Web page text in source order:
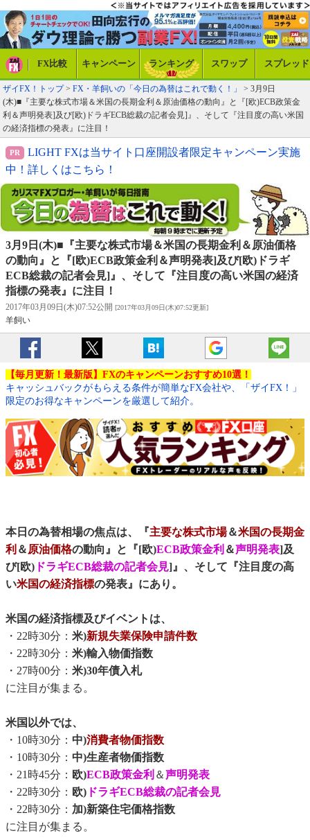
FX比較 キャンペーン ランキング スワップ スプレッド
ザイFX！トップ> FX・羊飼いの「今日の為替はこれで動く！」
> 3月9日
(木)■『主要な株式市場＆米国の長期金利＆原油価格の動向』と『[欧)ECB政策金
利＆声明発表]及び[欧)ドラギECB総裁の記者会見]』、そして『注目度の高い米国
の経済指標の発表』に注目！
LIGHT FXは当サイト口座開設者限定キャンペーン実施
中！詳しくはこちら！
3月9日(木)■『主要な株式市場＆米国の長期金利＆原油価格
の動向』と『[欧)ECB政策金利＆声明発表]及び[欧)ドラギ
ECB総裁の記者会見]』、そして『注目度の高い米国の経済
指標の発表』に注目！
2017年03月09日(木)07:52公開 [2017年03月09日(木)07:52更新]
羊飼い
【毎月更新！最新版】FXのキャンペーンおすすめ10選！
キャッシュバックがもらえる条件が簡単なFX会社や、「ザイFX！」
限定のお得なキャンペーンを厳選して紹介。
本日の為替相場の焦点は、『主要な株式市場＆米国の長期金
利 ＆原油価格の動向』と『[欧)ECB政策金利 ＆声明発表]及
び[欧) ドラギECB総裁の記者会見]』、そして『注目度の高
い米国の経済指標の発表』にあり。
米国の経済指標及びイベントは、
・22時30分： 米)新規失業保険申請件数
・22時30分： 米)輸入物価指数
・27時00分： 米)30年債入札
に注目が集まる。
米国以外では、
・10時30分： 中)消費者物価指数
・10時30分： 中)生産者物価指数
・21時45分： 欧)ECB政策金利 ＆声明発表
・22時30分： 欧) ドラギECB総裁の記者会見
・22時30分： 加)新築住宅価格指数
に注目が集まる。